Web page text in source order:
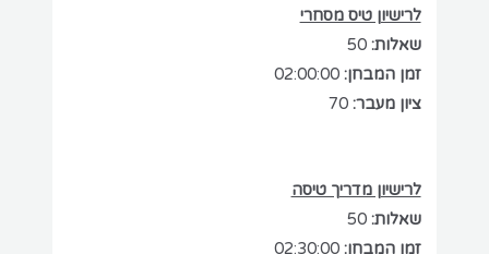
לרישיון טיס מסחרי
שאלות: 50
זמן המבחן: 02:00:00
ציון מעבר: 70
לרישיון מדריך טיסה
שאלות: 50
זמן המבחן: 02:30:00